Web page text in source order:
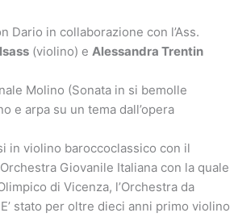
Dario in collaborazione con l’Ass.
(violino) e Alessandra Trentin
Molino (Sonata in si bemolle
e arpa su un tema dall’opera
in violino baroccoclassico con il
Giovanile Italiana con la quale
di Vicenza, l’Orchestra da
stato per oltre dieci anni primo violino